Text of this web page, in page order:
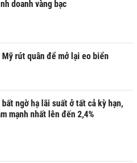
doanh vàng bạc
rút quân để mở lại eo biển
bất ngờ hạ lãi suất ở tất cả kỳ hạn,
mạnh nhất lên đến 2,4%